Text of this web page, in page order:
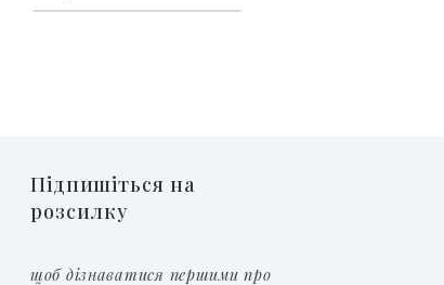
Підпишіться на
розсилку
щоб дізнаватися першими про